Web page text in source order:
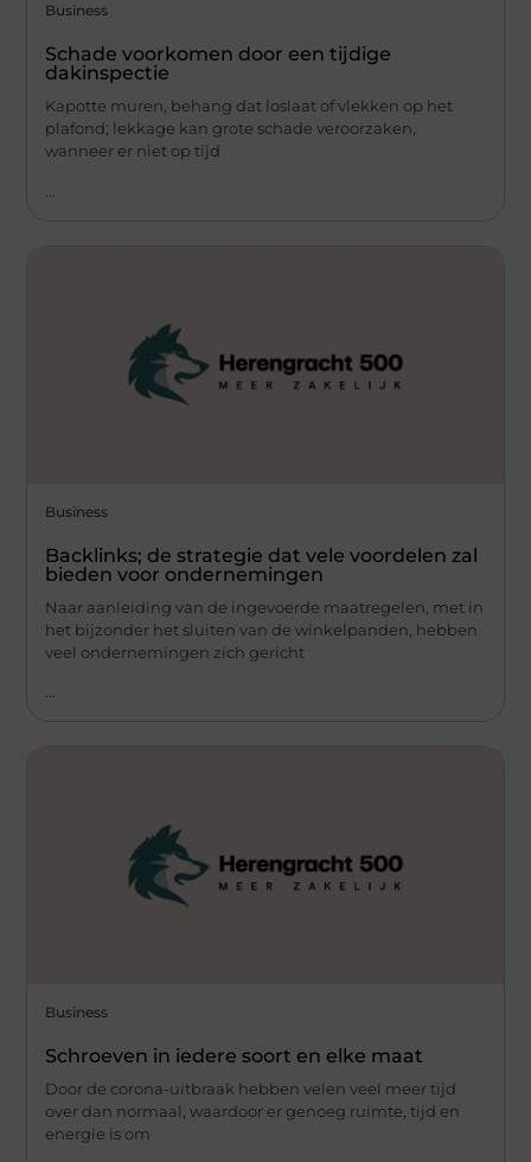
Business
Schade voorkomen door een tijdige
dakinspectie
Kapotte muren, behang dat loslaat of vlekken op het
plafond; lekkage kan grote schade veroorzaken,
wanneer er niet op tijd
Business
Backlinks; de strategie dat vele voordelen zal
bieden voor ondernemingen
Naar aanleiding van de ingevoerde maatregelen, met in
het bijzonder het sluiten van de winkelpanden, hebben
veel ondernemingen zich gericht
Business
Schroeven in iedere soort en elke maat
Door de corona-uitbraak hebben velen veel meer tijd
over dan normaal, waardoor er genoeg ruimte, tijd en
energie is om